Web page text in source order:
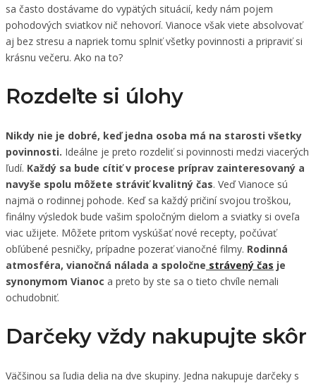
sa často dostávame do vypätých situácií, kedy nám pojem
pohodových sviatkov nič nehovorí. Vianoce však viete absolvovať
aj bez stresu a napriek tomu splniť všetky povinnosti a pripraviť si
krásnu večeru. Ako na to?
Rozdeľte si úlohy
Nikdy nie je dobré, keď jedna osoba má na starosti všetky
povinnosti. Ideálne je preto rozdeliť si povinnosti medzi viacerých
ľudí. Každý sa bude cítiť v procese príprav zainteresovaný a
navyše spolu môžete stráviť kvalitný čas. Veď Vianoce sú
najmä o rodinnej pohode. Keď sa každý pričiní svojou troškou,
finálny výsledok bude vašim spoločným dielom a sviatky si oveľa
viac užijete. Môžete pritom vyskúšať nové recepty, počúvať
obľúbené pesničky, prípadne pozerať vianočné filmy. Rodinná
atmosféra, vianočná nálada a spoločne strávený čas je
synonymom Vianoc a preto by ste sa o tieto chvíle nemali
ochudobniť.
Darčeky vždy nakupujte skôr
Väčšinou sa ľudia delia na dve skupiny. Jedna nakupuje darčeky s